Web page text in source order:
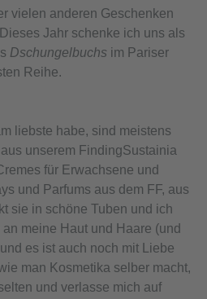
vielen anderen Geschenken
Jahr schenke ich uns als
Dschungelbuchs im Pariser
Reihe.
liebste habe, sind meistens
unserem FindingSustainia
für Erwachsene und
und Parfums aus dem FF, aus
sie in schöne Tuben und ich
meine Haut und Haare (und
es ist auch noch mit Liebe
man Kosmetika selber macht,
und verlasse mich auf